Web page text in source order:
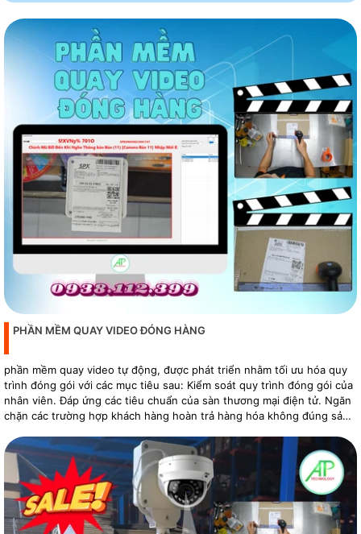
PHẦN MỀM QUAY VIDEO ĐÓNG HÀNG
phần mềm quay video tự động, được phát triển nhằm tối ưu hóa quy
trình đóng gói với các mục tiêu sau: Kiểm soát quy trình đóng gói của
nhân viên. Đáp ứng các tiêu chuẩn của sàn thương mại điện tử. Ngăn
chặn các trường hợp khách hàng hoàn trả hàng hóa không đúng sản